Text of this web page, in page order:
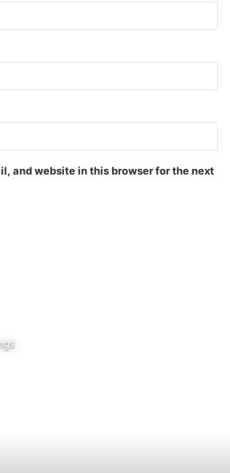
and website in this browser for the next